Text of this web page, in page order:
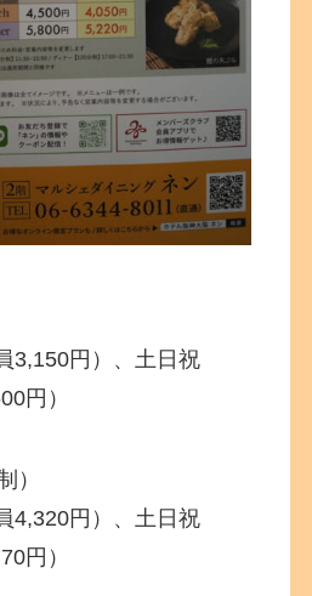
3,150円）、土日祝
円）
）
4,320円）、土日祝
円）